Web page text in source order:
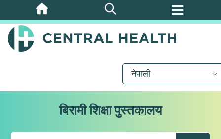
मुख्य
सामग्रीमा
जानुहोस्
नेपाली
बिरामी शिक्षा पुस्तकालय